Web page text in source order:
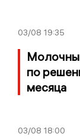
03/08 19:35
по
месяца
03/08 18:00